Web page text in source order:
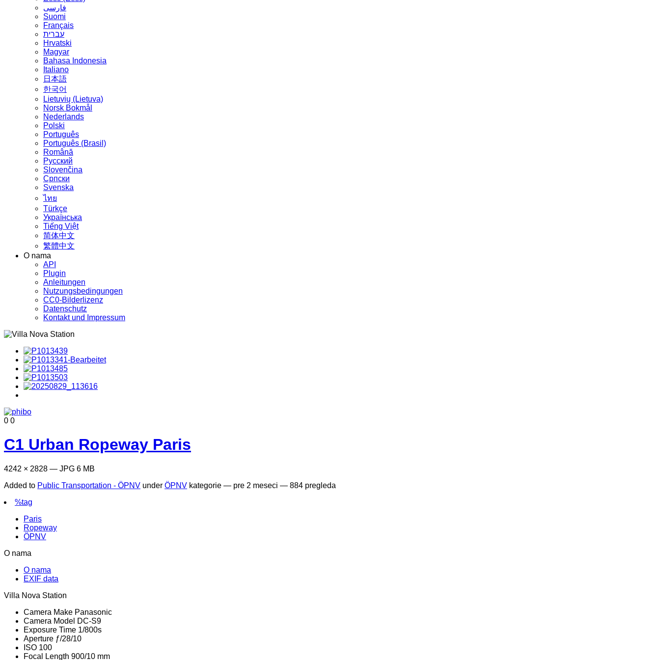
فارسی
Suomi
Français
עברית
Hrvatski
Magyar
Bahasa Indonesia
Italiano
日本語
한국어
Lietuvių (Lietuva)
‪Norsk Bokmål‬
Nederlands
Polski
Português
Português (Brasil)
Română
Русский
Slovenčina
Српски
Svenska
ไทย
Türkçe
Українська
Tiếng Việt
简体中文
繁體中文
O nama
API
Plugin
Anleitungen
Nutzungsbedingungen
CC0-Bilderlizenz
Datenschutz
Kontakt und Impressum
0 0
C1 Urban Ropeway Paris
4242 × 2828 — JPG 6 MB
Added to Public Transportation - ÖPNV under ÖPNV kategorie — pre 2 meseci — 884 pregleda
%tag
Paris
Ropeway
ÖPNV
O nama
O nama
EXIF data
Villa Nova Station
Camera Make Panasonic
Camera Model DC-S9
Exposure Time 1/800s
Aperture ƒ/28/10
ISO 100
Focal Length 900/10 mm